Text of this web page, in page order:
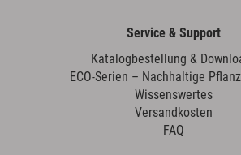
Service & Support
Katalogbestellung &
ECO-Serien – Nachhaltige
Wissenswertes
Versandkosten
FAQ